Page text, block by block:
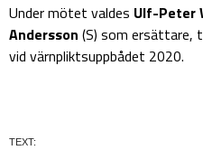
Under mötet valdes Ulf-Peter
Andersson (S) som ersättare,
vid värnpliktsuppbådet 2020.
TEXT: